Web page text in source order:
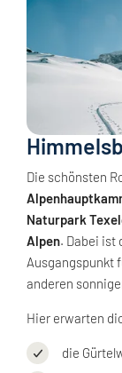
Die schönsten
Naturpark
Alpen. Dabei ist
Ausgangspunkt
anderen
Hier erwarten
die